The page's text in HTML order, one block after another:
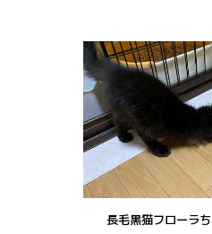
長毛黒猫フローラち